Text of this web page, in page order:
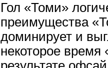
Гол «Томи»
преимущества
доминирует и
некоторое время